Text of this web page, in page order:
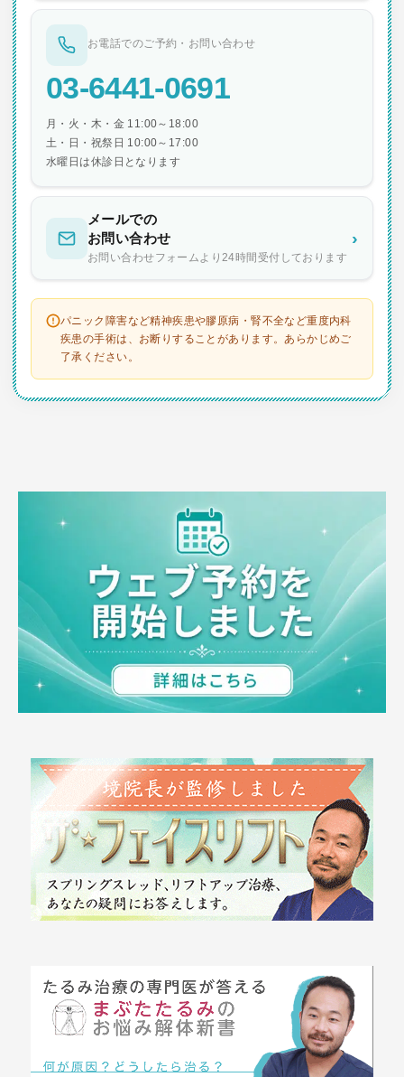
お電話でのご予約・お問い合わせ
03-6441-0691
月・火・木・金 11:00～18:00
土・日・祝祭日 10:00～17:00
水曜日は休診日となります
メールでの
お問い合わせ
お問い合わせフォームより24時間受付しております
›
パニック障害など精神疾患や膠原病・腎不全など重度内科
疾患の手術は、お断りすることがあります。あらかじめご
了承ください。